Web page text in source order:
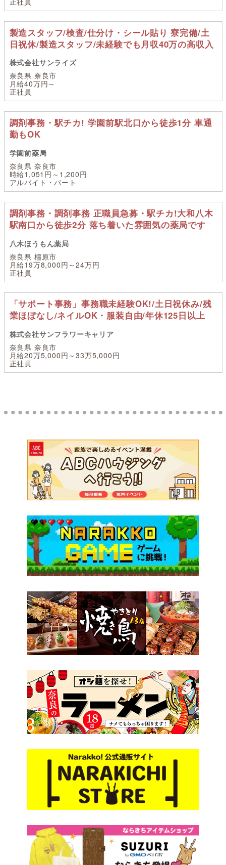
製造スタッフ/検査/仕分け・シール貼り 寮完備/土
日祝休/製造スタッフ/未経験でも月収40万の高収入
株式会社サンライズ
奈良県 奈良市
月給40万円～
正社員
調剤事務・駅チカ! 学園前駅北口から徒歩1分 車通
勤もOK
学園前薬局
奈良県 奈良市
時給1,051円～1,200円
アルバイト・パート
調剤事務・調剤事務 正職員急募・駅チカ!大和八木
駅南口から徒歩2分 落ち着いた雰囲気の薬局です
八木ほうもん薬局
奈良県 橿原市
月給19万8,000円～24万円
正社員
「サポート事務」事務職未経験OK!/土日祝休み/残
業ほぼなし/ネイルOK・服装自由/年休125日以上
株式会社サンフラワーキャリア
奈良県 奈良市
月給20万5,000円～33万5,000円
正社員